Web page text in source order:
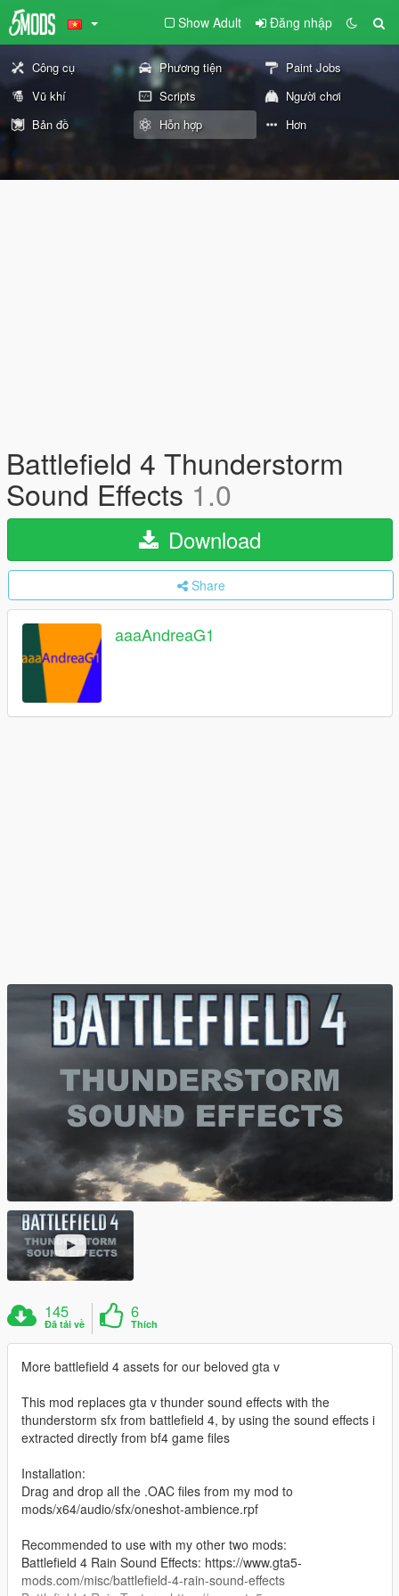
Show Adult Đăng nhập
Công cụ Phương tiện
Paint Jobs
Vũ khí
Scripts
Người chơi
Bản đồ
Hỗn hợp Hơn
Battlefield 4 Thunderstorm
Sound Effects 1.0
Download
Share
aaaAndreaG1
145
Đã tải về
6
Thích
More battlefield 4 assets for our beloved gta v
This mod replaces gta v thunder sound effects with the
thunderstorm sfx from battlefield 4, by using the sound effects i
extracted directly from bf4 game files
Installation:
Drag and drop all the .OAC files from my mod to
mods/x64/audio/sfx/oneshot-ambience.rpf
Recommended to use with my other two mods:
Battlefield 4 Rain Sound Effects: https://www.gta5-
mods.com/misc/battlefield-4-rain-sound-effects